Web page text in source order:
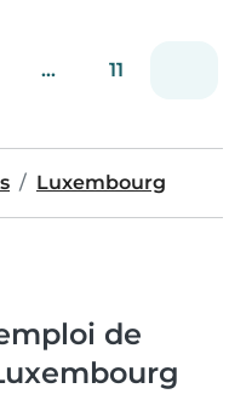
... 11
Luxembourg
de